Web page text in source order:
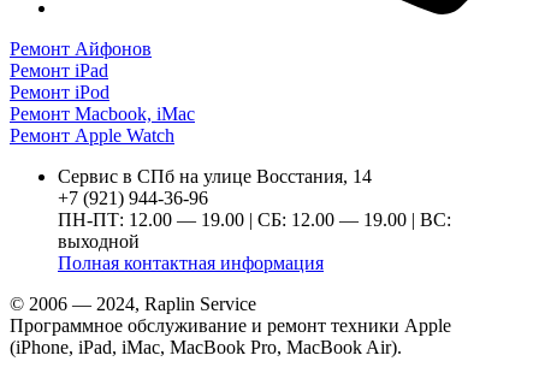
Ремонт Айфонов
Ремонт iPad
Ремонт iPod
Ремонт Macbook, iMac
Ремонт Apple Watch
Сервис в СПб на улице Восстания, 14
+7 (921) 944-36-96
ПН-ПТ: 12.00 — 19.00 | СБ: 12.00 — 19.00 | ВС:
выходной
Полная контактная информация
© 2006 — 2024, Raplin Service
Программное обслуживание и ремонт техники Apple
(iPhone, iPad, iMac, MacBook Pro, MacBook Air).